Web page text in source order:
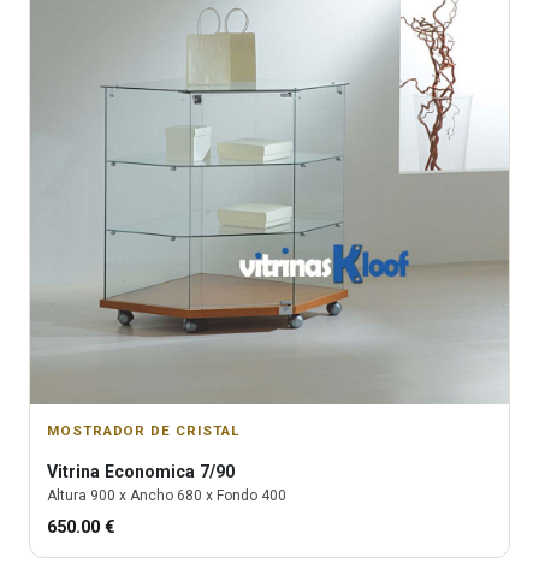
MOSTRADOR DE CRISTAL
Vitrina Economica 7/90
Altura 900 x Ancho 680 x Fondo 400
650.00 €